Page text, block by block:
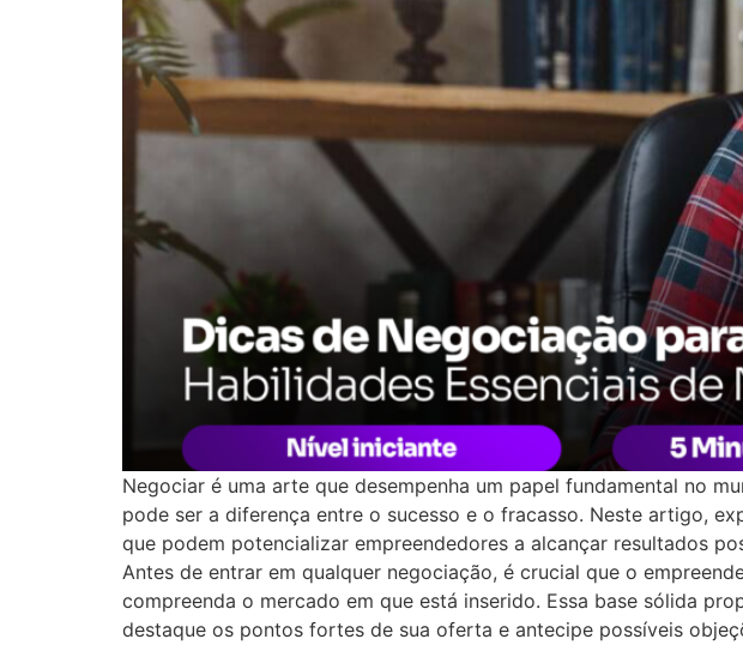
Negociar é uma arte que desempenha um papel fundamental no
pode ser a diferença entre o sucesso e o fracasso. Neste artigo,
que podem potencializar empreendedores a alcançar resultados
Antes de entrar em qualquer negociação, é crucial que o
compreenda o mercado em que está inserido. Essa base sólida
destaque os pontos fortes de sua oferta e antecipe possíveis